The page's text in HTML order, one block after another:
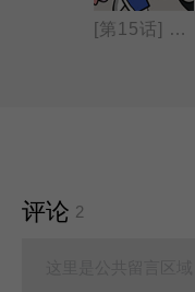
[第15话] 赤壁之战(3)
评论 2